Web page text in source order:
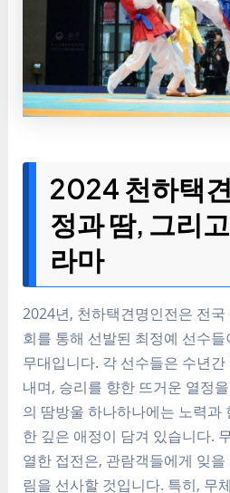
2024 천하택
정과 땀, 그리
라마
2024년, 천하택견명인전은 전
회를 통해 선발된 최정예 선수
무대입니다. 각 선수들은 수년
내며, 승리를 향한 뜨거운 열정
의 땀방울 하나하나에는 노력과
한 깊은 애정이 담겨 있습니다.
열한 접전은, 관람객들에게 잊
림을 선사할 것입니다. 특히, 무